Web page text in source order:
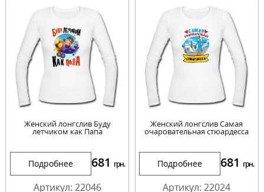
Женский лонгслив Буду
летчиком как Папа
Подробнее 681 грн.
Артикул: 22046
Женский лонгслив Самая
очаровательная стюардесса
Подробнее 681 грн.
Артикул: 22024